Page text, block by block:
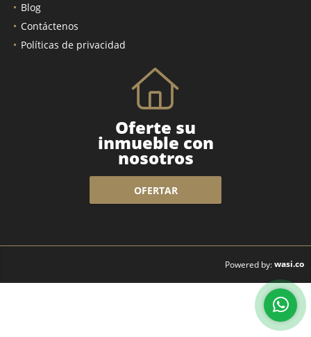
Blog
Contáctenos
Políticas de privacidad
Oferte su
inmueble con
nosotros
OFERTAR
Powered by:wasi.co